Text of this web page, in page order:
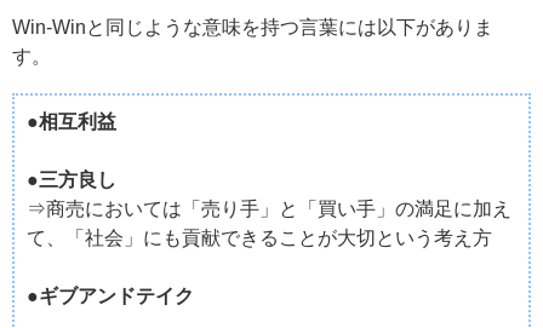
Win-Winと同じような意味を持つ言葉には以下がありま
す。
●相互利益
●三方良し
⇒商売においては「売り手」と「買い手」の満足に加え
て、「社会」にも貢献できることが大切という考え方
●ギブアンドテイク